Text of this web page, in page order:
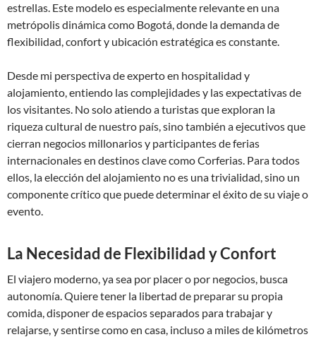
estrellas. Este modelo es especialmente relevante en una
metrópolis dinámica como Bogotá, donde la demanda de
flexibilidad, confort y ubicación estratégica es constante.
Desde mi perspectiva de experto en hospitalidad y
alojamiento, entiendo las complejidades y las expectativas de
los visitantes. No solo atiendo a turistas que exploran la
riqueza cultural de nuestro país, sino también a ejecutivos que
cierran negocios millonarios y participantes de ferias
internacionales en destinos clave como Corferias. Para todos
ellos, la elección del alojamiento no es una trivialidad, sino un
componente crítico que puede determinar el éxito de su viaje o
evento.
La Necesidad de Flexibilidad y Confort
El viajero moderno, ya sea por placer o por negocios, busca
autonomía. Quiere tener la libertad de preparar su propia
comida, disponer de espacios separados para trabajar y
relajarse, y sentirse como en casa, incluso a miles de kilómetros